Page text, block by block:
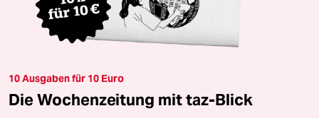
10 Ausgaben für 10 Euro
Die Wochenzeitung mit taz-Blick